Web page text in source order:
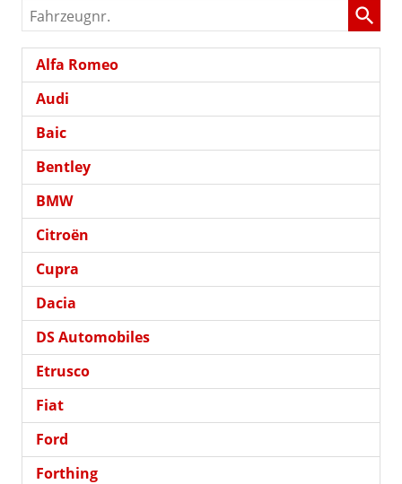
Fahrzeugnr.
Alfa Romeo
Audi
Baic
Bentley
BMW
Citroën
Cupra
Dacia
DS Automobiles
Etrusco
Fiat
Ford
Forthing